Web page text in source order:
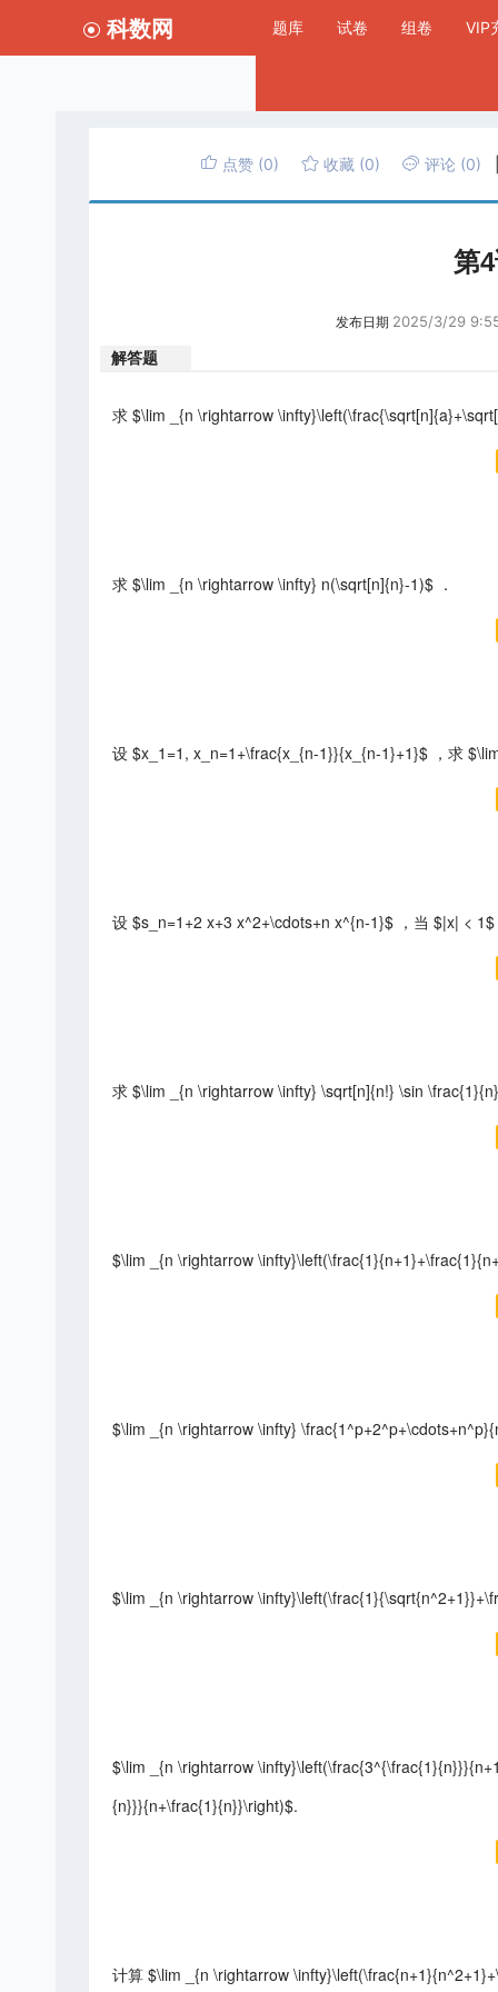
科数网 题库 试卷 组卷 VIP
点赞 (0) 收藏 (0) 评论 (0)
第
发布日期 2025/3/29
解答题
求 $\lim _{n \rightarrow
求 $\lim _{n \rightarrow \infty} n(\sqrt[n]{n}-1)$ ．
设 $x_1=1, x_n=1+\frac{x_{n-1}}{x_{n-1}+1}$ ，求
设 $s_n=1+2 x+3 x^2+\cdots+n x^{n-1}$ ，当 $|x| <
求 $\lim _{n \rightarrow \infty} \sqrt[n]{n!} \sin
$\lim _{n \rightarrow
$\lim _{n \rightarrow \infty}
$\lim _{n \rightarrow
$\lim _{n \rightarrow
{n}}}{n+\frac{1}{n}}\right)$.
计算 $\lim _{n \rightarrow